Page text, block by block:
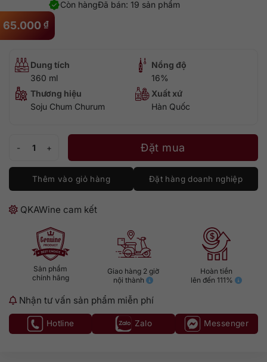
65.000 ₫
Đã bán: 19 sản phẩm
Còn hàng
Dung tích
360 ml
Nồng độ
16%
Thương hiệu
Soju Chum Churum
Xuất xứ
Hàn Quốc
Soju Chum Churum Saero 360ml - Rượu Soju không đường số lượng
Đặt mua
Thêm vào giỏ hàng Đặt hàng doanh nghiệp
QKAWine cam kết
Sản phẩm
chính hãng
Giao hàng 2 giờ
nội thành
Hoàn tiền
lên đến 111%
Nhận tư vấn sản phẩm miễn phí
Hotline Zalo Messenger